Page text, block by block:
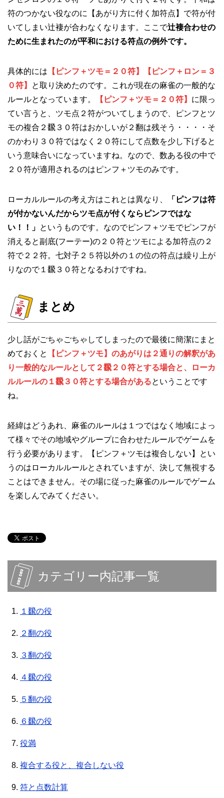
符のつかない役なのに【あがり方に付く加符点】で符が付
いてしまい辻褄が合わなくなります。ここで辻褄合わせの
ために生まれたのが平和における符点の例外です。
具体的には 【ピンフ＋ツモ＝２０符】【ピンフ＋ロン＝３
０符】
と取り決めたのです。これが現在の麻雀の一般的な
ルールとなっています。
【ピンフ＋ツモ＝２０符】 に限っ
てい言うと、ツモ点２符がついてしまうので、ピンフとツ
モの複合２飜３０符はおかしいが２翻は残そう・・・・そ
のかわり３０符ではなく２０符にして点数を少し下げると
いう意味合いになっていますね。なので、数ある役の中で
２０符が適用されるのはピンフ＋ツモのみです。
ローカルルールの考え方はこれとは異なり、
「ピンフは符
が付かないんだからツモ点が付くならピンフではな
い！！」 というものです。なのでピンフ＋ツモでピンフが
消えると副底(フーテー)の２０符とツモによる加符点の２
符で２２符。七対子２５符以外の１の位の符点は繰り上が
りなので１飜３０符となるわけですね。
まとめ
少し話がごちゃごちゃしてしまったので最後に簡潔にまと
めておくと
【ピンフ＋ツモ】のあがりは２通りの解釈があ
り一般的なルールとして２飜２０符とする場合と、ローカ
ルルールの１飜３０符とする場合があるということです
ね。
経緯はどうあれ、麻雀のルールは１つではなく地域によっ
て様々でその地域やグループに合わせたルールでゲームを
行う必要があります。【ピンフ＋ツモは複合しない】とい
うのはローカルルールとされていますが、決して無視する
ことはできません。その場に従った麻雀のルールでゲーム
を楽しんでみてください。
カテゴリー内記事一覧
１飜の役
２翻の役
３翻の役
４飜の役
５翻の役
６飜の役
役満
複合する役と、複合しない役
符と点数計算